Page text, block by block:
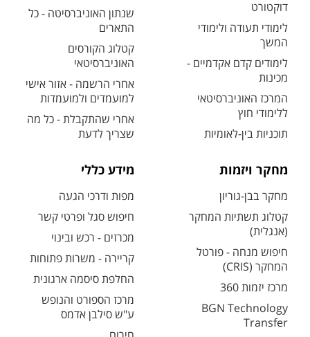
דוקטורט
לימודי תעודה ולימודי
המשך
לימודים קדם אקדמיים -
מכינות
המרכז האוניברסיטאי
ללימודי חוץ
תוכניות בין-לאומיות
שנתון האוניברסיטה - כל
התארים
קטלוג הקורסים
האוניברסיטאי
אחרי הרשמה - אזור אישי
למועמדים ולמועמדות
אחרי שהתקבלת - כל מה
שצריך לדעת
מחקר ויזמות
מחקר בבן-גוריון
קטלוג תשתיות המחקר
(אנגלית)
חיפוש מנחה - פורטל
המחקר (CRIS)
מרכז יזמות 360
BGN Technology
Transfer
מידע כללי
מפות ודרכי הגעה
חיפוש סגל ופרטי קשר
מכרזים - רכש ובינוי
קריירה - משרות פתוחות
החלפת סיסמה ארגונית
מרכז הספורט והנופש
ע"ש סילבן אדמס